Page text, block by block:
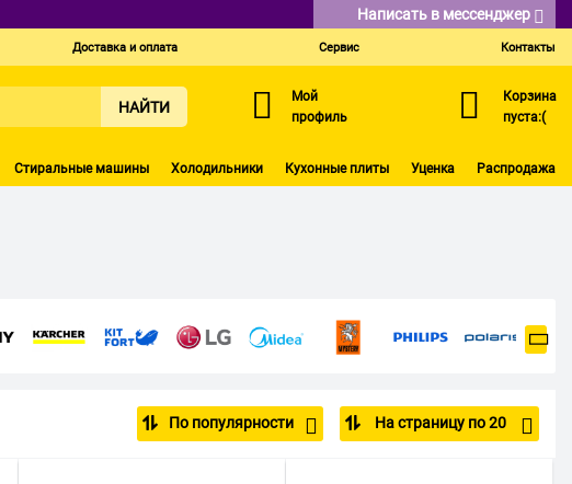
Написать в мессенджер
Доставка и оплата Сервис Контакты
НАЙТИ
Мой
профиль
Корзина
пуста:(
Стиральные машины Холодильники Кухонные плиты Уценка Распродажа
По популярности На страницу по 20